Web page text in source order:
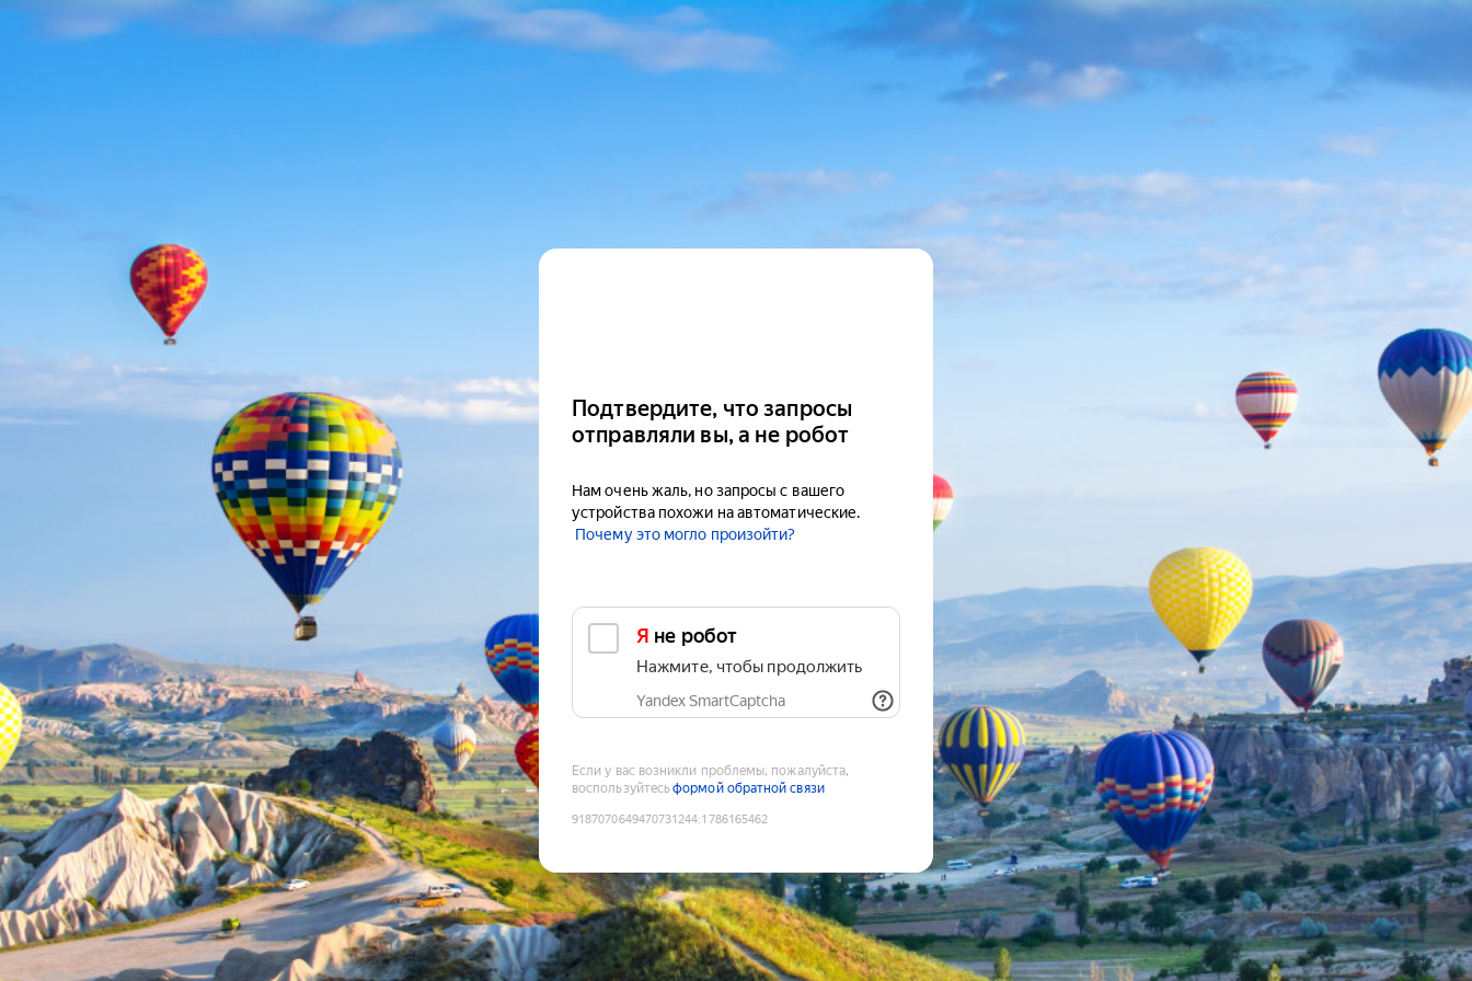
Подтвердите, что запросы
отправляли вы, а не робот
Нам очень жаль, но запросы с вашего
устройства похожи на автоматические.
Почему это могло произойти?
Я не робот
Нажмите, чтобы продолжить
Yandex SmartCaptcha
Если у вас возникли проблемы, пожалуйста,
воспользуйтесьформой обратной связи
9187070649470731244:1786165462